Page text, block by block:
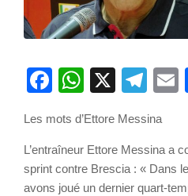
Facebook
X
Les mots d’Ettore Messina
L’entraîneur Ettore Messina a
sprint contre Brescia : « Dans
avons joué un dernier quart-